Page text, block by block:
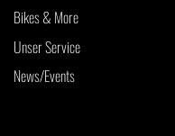
Bikes & More
Unser Service
News/Events